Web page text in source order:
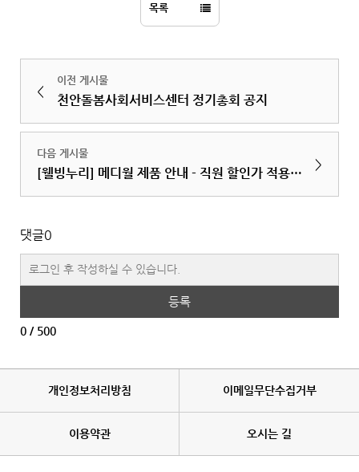
목록
<
이전 게시물
천안돌봄사회서비스센터 정기총회 공지
다음 게시물
[웰빙누리] 메디월 제품 안내 - 직원 할인가 적용됩니다.
>
댓글0
등록
0 / 500
개인정보처리방침 이메일무단수집거부
이용약관 오시는 길